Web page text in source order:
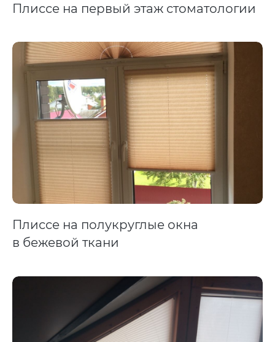
Плиссе на первый этаж стоматологии
Плиссе на полукруглые окна
в бежевой ткани